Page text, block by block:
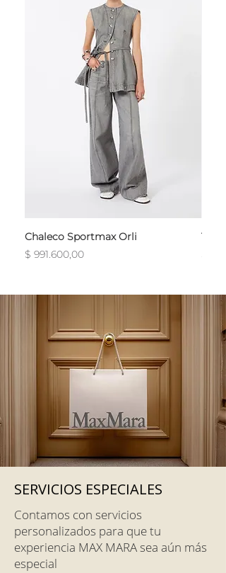
Chaleco Sportmax Orli
Precio
$ 991.600,00
T-
SERVICIOS ESPECIALES
Contamos con servicios
personalizados para que tu
experiencia MAX MARA sea aún más
especial